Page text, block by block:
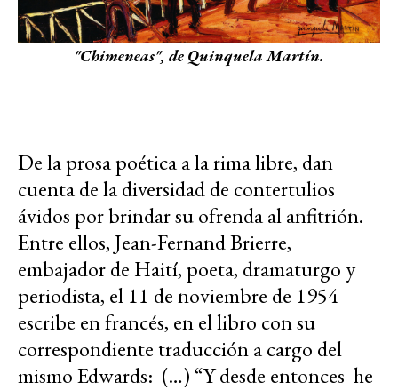
"Chimeneas", de Quinquela Martín.
De la prosa poética a la rima libre, dan
cuenta de la diversidad de contertulios
ávidos por brindar su ofrenda al anfitrión.
Entre ellos, Jean-Fernand Brierre,
embajador de Haití, poeta, dramaturgo y
periodista, el 11 de noviembre de 1954
escribe en francés, en el libro con su
correspondiente traducción a cargo del
mismo Edwards: (…) “Y desde entonces he